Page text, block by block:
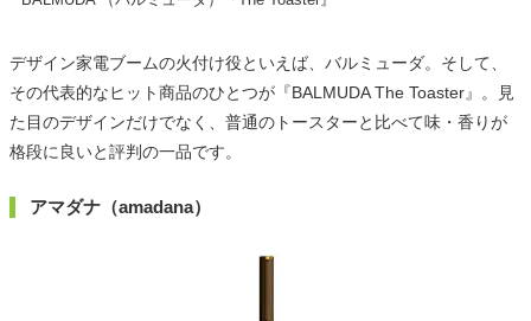
デザイン家電ブームの火付け役といえば、バルミューダ。そして、
その代表的なヒット商品のひとつが『BALMUDA The Toaster』。見
た目のデザインだけでなく、普通のトースターと比べて味・香りが
格段に良いと評判の一品です。
アマダナ（amadana）